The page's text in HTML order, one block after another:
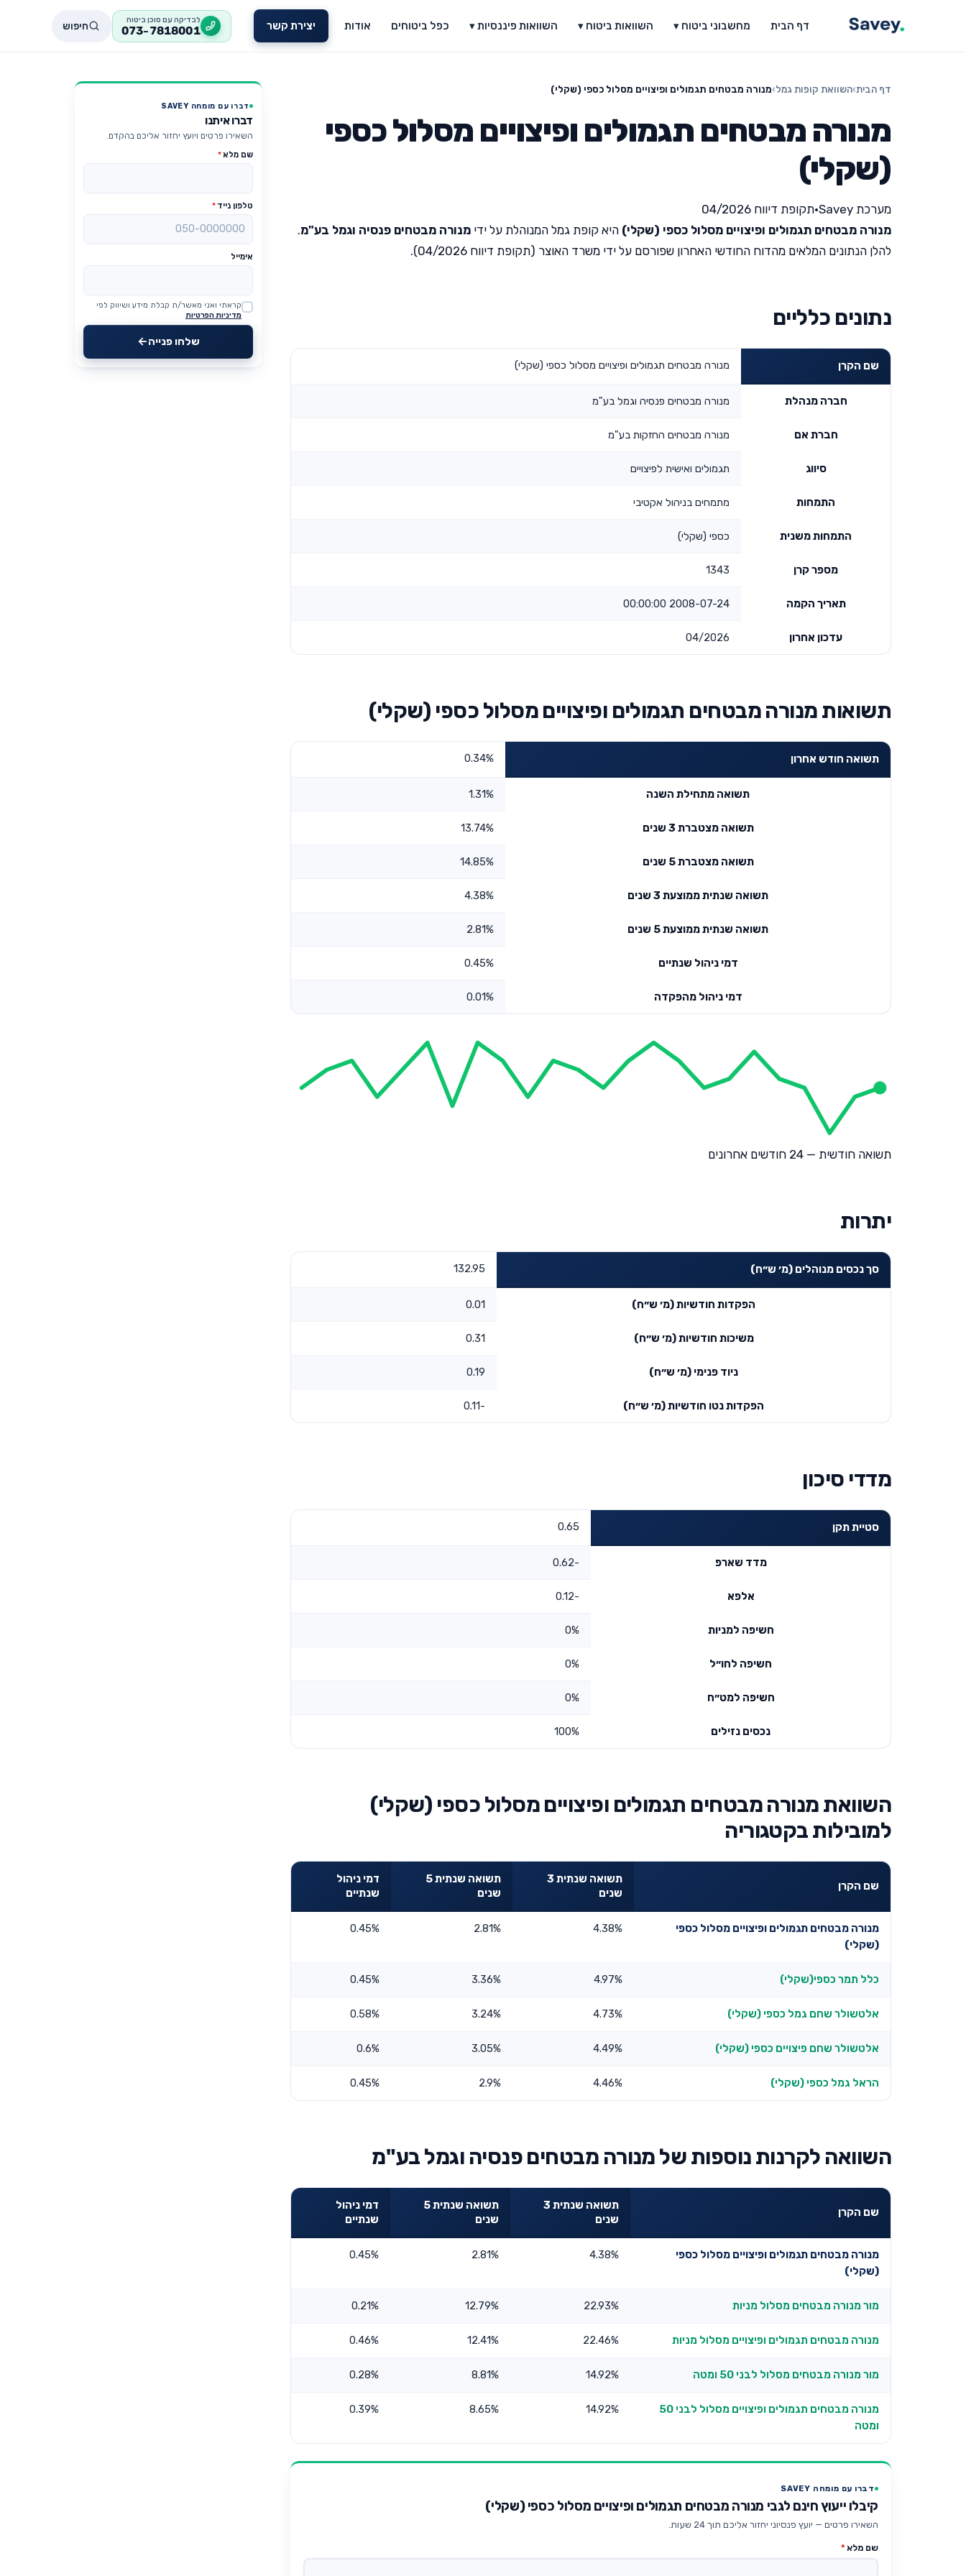
דף הבית מחשבוני ביטוח ▾ השוואות ביטוח ▾ השוואות פיננסיות ▾ כפל ביטוחים אודות יצירת קשר לבדיקה עם סוכן ביטוח
073-7818001 חיפוש
דף הבית›השוואת קופות גמל›מנורה מבטחים תגמולים ופיצויים מסלול כספי (שקלי)
מנורה מבטחים תגמולים ופיצויים מסלול כספי
(שקלי)
מערכת Savey •תקופת דיווח 04/2026
מנורה מבטחים תגמולים ופיצויים מסלול כספי (שקלי) היא קופת גמל המנוהלת על ידי מנורה מבטחים פנסיה וגמל בע"מ.
להלן הנתונים המלאים מהדוח החודשי האחרון שפורסם על ידי משרד האוצר (תקופת דיווח 04/2026).
נתונים כלליים
שם הקרן מנורה מבטחים תגמולים ופיצויים מסלול כספי (שקלי)
חברה מנהלת מנורה מבטחים פנסיה וגמל בע"מ
חברת אם מנורה מבטחים החזקות בע"מ
סיווג תגמולים ואישית לפיצויים
התמחות מתמחים בניהול אקטיבי
התמחות משנית כספי (שקלי)
מספר קרן 1343
תאריך הקמה 2008-07-24 00:00:00
עדכון אחרון 04/2026
תשואות מנורה מבטחים תגמולים ופיצויים מסלול כספי (שקלי)
תשואה חודש אחרון 0.34%
תשואה מתחילת השנה 1.31%
תשואה מצטברת 3 שנים 13.74%
תשואה מצטברת 5 שנים 14.85%
תשואה שנתית ממוצעת 3 שנים 4.38%
תשואה שנתית ממוצעת 5 שנים 2.81%
דמי ניהול שנתיים 0.45%
דמי ניהול מהפקדה 0.01%
תשואה חודשית — 24 חודשים אחרונים
יתרות
סך נכסים מנוהלים (מ׳ ש״ח) 132.95
הפקדות חודשיות (מ׳ ש״ח) 0.01
משיכות חודשיות (מ׳ ש״ח) 0.31
ניוד פנימי (מ׳ ש״ח) 0.19
הפקדות נטו חודשיות (מ׳ ש״ח) -0.11
מדדי סיכון
סטיית תקן 0.65
מדד שארפ -0.62
אלפא -0.12
חשיפה למניות 0%
חשיפה לחו״ל 0%
חשיפה למט״ח 0%
נכסים נזילים 100%
השוואת מנורה מבטחים תגמולים ופיצויים מסלול כספי (שקלי)
למובילות בקטגוריה
שם הקרן
תשואה שנתית 3
שנים
תשואה שנתית 5
שנים
דמי ניהול
שנתיים
מנורה מבטחים תגמולים ופיצויים מסלול כספי
(שקלי)
4.38%
2.81%
0.45%
כלל תמר כספי(שקלי) 4.97%
3.36%
0.45%
אלטשולר שחם גמל כספי (שקלי) 4.73%
3.24%
0.58%
אלטשולר שחם פיצויים כספי (שקלי) 4.49%
3.05%
0.6%
הראל גמל כספי (שקלי) 4.46%
2.9%
0.45%
השוואה לקרנות נוספות של מנורה מבטחים פנסיה וגמל בע"מ
שם הקרן
תשואה שנתית 3
שנים
תשואה שנתית 5
שנים
דמי ניהול
שנתיים
מנורה מבטחים תגמולים ופיצויים מסלול כספי
(שקלי)
4.38%
2.81%
0.45%
מור מנורה מבטחים מסלול מניות 22.93%
12.79%
0.21%
מנורה מבטחים תגמולים ופיצויים מסלול מניות 22.46%
12.41%
0.46%
מור מנורה מבטחים מסלול לבני 50 ומטה 14.92%
8.81%
0.28%
מנורה מבטחים תגמולים ופיצויים מסלול לבני 50
ומטה
14.92%
8.65%
0.39%
דברו עם מומחה SAVEY
קיבלו ייעוץ חינם לגבי מנורה מבטחים תגמולים ופיצויים מסלול כספי (שקלי)
השאירו פרטים — יועץ פנסיוני יחזור אליכם תוך 24 שעות.
שם מלא *
דברו עם מומחה SAVEY
דברו איתנו
השאירו פרטים ויועץ יחזור אליכם בהקדם.
שם מלא*
טלפון נייד *
אימייל
Website
קראתי ואני מאשר/ת קבלת מידע ושיווק לפי
מדיניות הפרטיות
שלחו פנייה